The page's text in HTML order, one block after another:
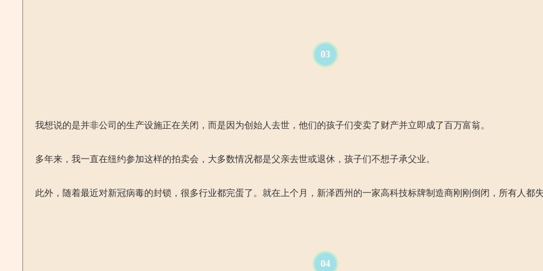
03
我想说的是并非公司的生产设施正在关闭，而是因为创始人去世，他们的孩子们变卖了财产并立即成了百万富翁。
多年来，我一直在纽约参加这样的拍卖会，大多数情况都是父亲去世或退休，孩子们不想子承父业。
此外，随着最近对新冠病毒的封锁，很多行业都完蛋了。就在上个月，新泽西州的一家高科技标牌制造商刚刚倒闭，所有人都
04